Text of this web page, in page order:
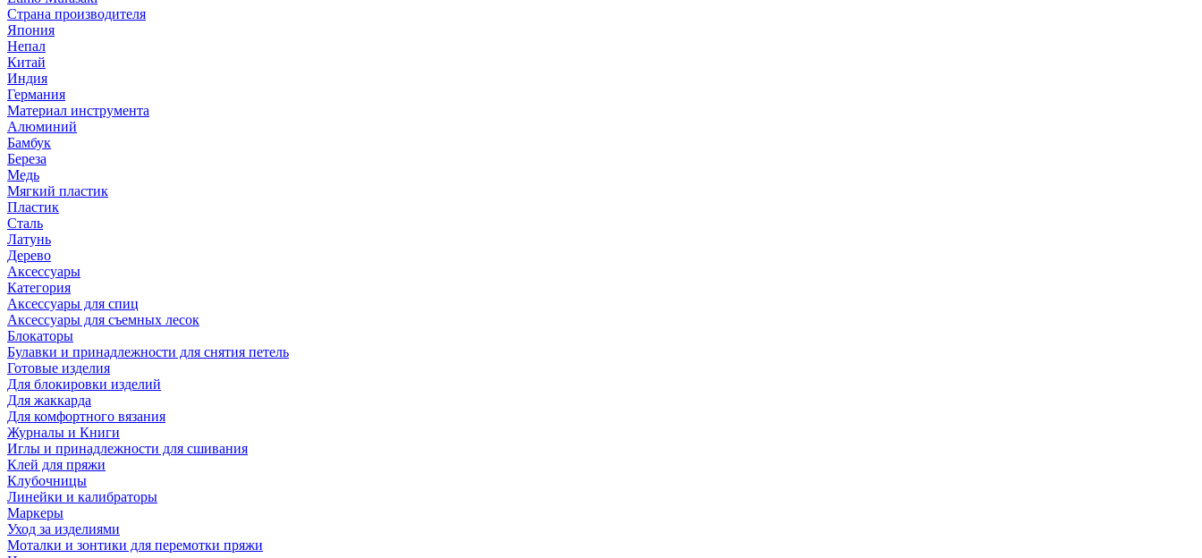
Страна производителя
Япония
Непал
Китай
Индия
Германия
Материал инструмента
Алюминий
Бамбук
Береза
Медь
Мягкий пластик
Пластик
Сталь
Латунь
Дерево
Аксессуары
Категория
Аксессуары для спиц
Аксессуары для съемных лесок
Блокаторы
Булавки и принадлежности для снятия петель
Готовые изделия
Для блокировки изделий
Для жаккарда
Для комфортного вязания
Журналы и Книги
Иглы и принадлежности для сшивания
Клей для пряжи
Клубочницы
Линейки и калибраторы
Маркеры
Уход за изделиями
Моталки и зонтики для перемотки пряжи